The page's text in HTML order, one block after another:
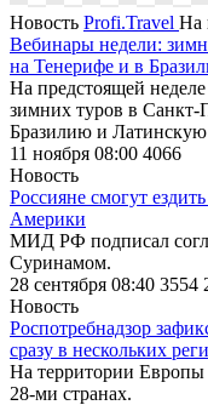
Новость Profi.Travel На
Вебинары недели:
на Тенерифе и в
На предстоящей
зимних туров в Санкт-
Бразилию и
11 ноября 08:00 4066
Новость
Россияне смогут
Америки
МИД РФ подписал
Суринамом.
28 сентября 08:40 3554
Новость
Роспотребнадзор
сразу в нескольких
На территории Европы
28-ми странах.